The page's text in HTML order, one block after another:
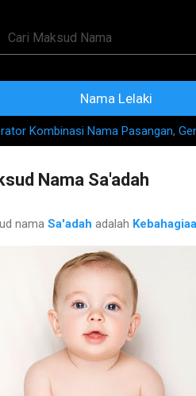
dan Makna
Nama Lelaki
Kombinasi Nama Pasangan,
Nama Sa'adah
nama Sa'adah adalah